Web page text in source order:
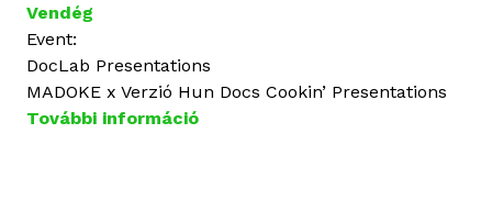
n
Vendég
Event:
DocLab Presentations
MADOKE x Verzió Hun Docs Cookin’ Presentations
További információ